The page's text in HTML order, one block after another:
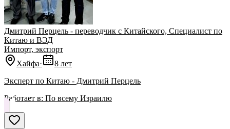
Дмитрий Перцель - переводчик с Китайского, Специалист по
Китаю и ВЭД
Импорт, экспорт
Хайфа·
8 лет
Эксперт по Китаю - Дмитрий Перцель
Работает в: По всему Израилю